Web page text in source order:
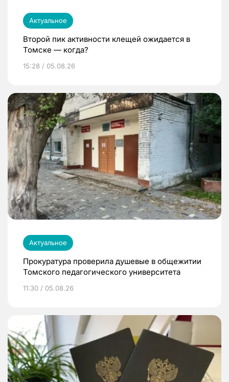
Актуальное
Второй пик активности клещей ожидается в
Томске — когда?
15:28 / 05.08.26
Актуальное
Прокуратура проверила душевые в общежитии
Томского педагогического университета
11:30 / 05.08.26